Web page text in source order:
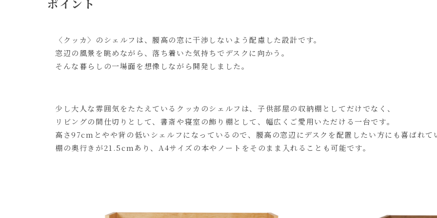
ポイント
〈クッカ〉のシェルフは、腰高の窓に干渉しないよう配慮した設計です。
窓辺の風景を眺めながら、落ち着いた気持ちでデスクに向かう。
そんな暮らしの一場面を想像しながら開発しました。
少し大人な雰囲気をたたえているクッカのシェルフは、子供部屋の収納棚としてだけでなく、
リビングの間仕切りとして、書斎や寝室の飾り棚として、幅広くご愛用いただける一台です。
高さ97cmとやや背の低いシェルフになっているので、腰高の窓辺にデスクを配置したい方にも喜ばれて
棚の奥行きが21.5cmあり、A4サイズの本やノートをそのまま入れることも可能です。